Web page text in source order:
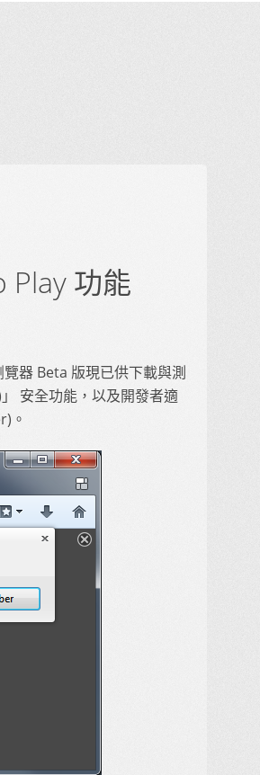
Play 功能
器 Beta 版現已供下載與測
安全功能，以及開發者適
。